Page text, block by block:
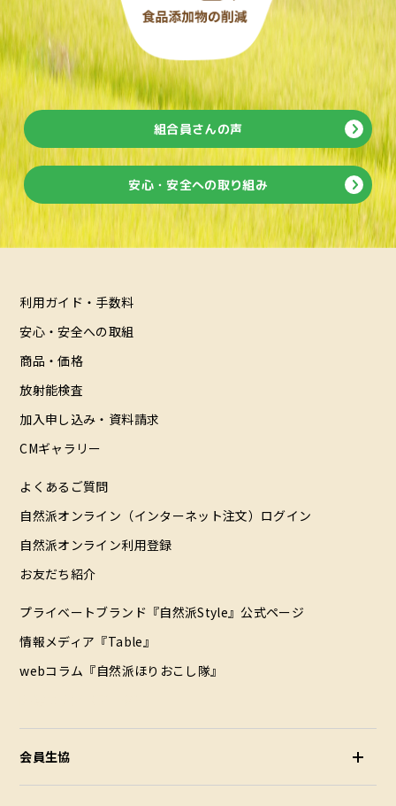
組合員さんの声
安心・安全への取り組み
利用ガイド・手数料
安心・安全への取組
商品・価格
放射能検査
加入申し込み・資料請求
CMギャラリー
よくあるご質問
自然派オンライン（インターネット注文）ログイン
自然派オンライン利用登録
お友だち紹介
プライベートブランド『自然派Style』公式ページ
情報メディア『Table』
webコラム『自然派ほりおこし隊』
会員生協